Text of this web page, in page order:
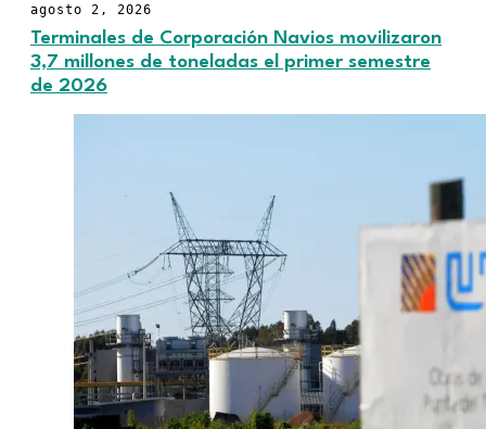
agosto 2, 2026
Terminales de Corporación Navios movilizaron
3,7 millones de toneladas el primer semestre
de 2026